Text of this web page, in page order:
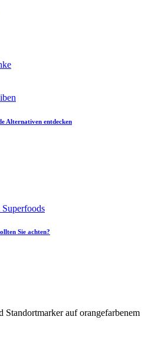
Alternativen entdecken
Sie achten?